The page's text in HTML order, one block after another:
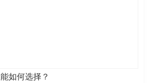
如何选择？